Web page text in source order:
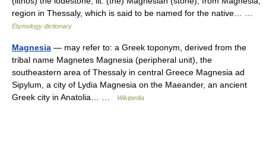
region in Thessaly, which is said to be named for the native… …
Etymology dictionary
Magnesia — may refer to: a Greek toponym, derived from the
tribal name Magnetes Magnesia (peripheral unit), the
southeastern area of Thessaly in central Greece Magnesia ad
Sipylum, a city of Lydia Magnesia on the Maeander, an ancient
Greek city in Anatolia… …
Wikipedia